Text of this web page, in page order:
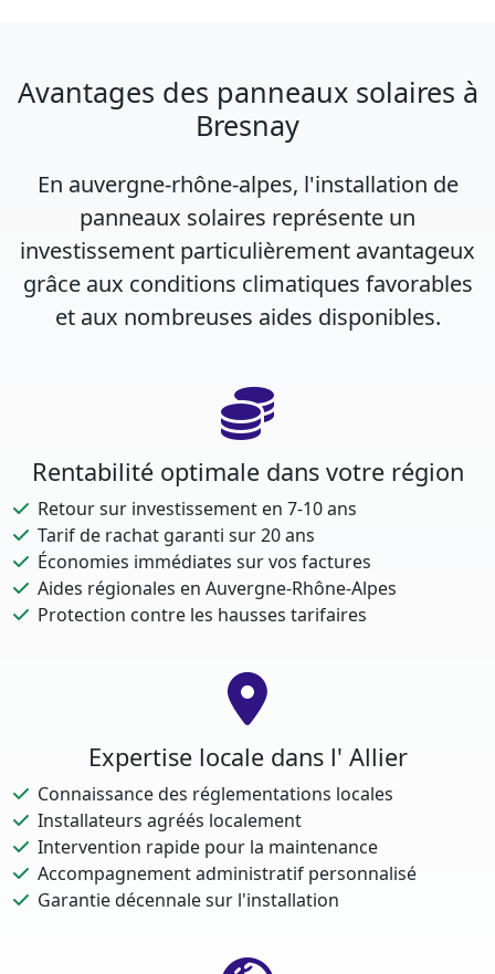
Avantages des panneaux solaires à
Bresnay
En auvergne-rhône-alpes, l'installation de
panneaux solaires représente un
investissement particulièrement avantageux
grâce aux conditions climatiques favorables
et aux nombreuses aides disponibles.
Rentabilité optimale dans votre région
Retour sur investissement en 7-10 ans
Tarif de rachat garanti sur 20 ans
Économies immédiates sur vos factures
Aides régionales en Auvergne-Rhône-Alpes
Protection contre les hausses tarifaires
Expertise locale dans l' Allier
Connaissance des réglementations locales
Installateurs agréés localement
Intervention rapide pour la maintenance
Accompagnement administratif personnalisé
Garantie décennale sur l'installation